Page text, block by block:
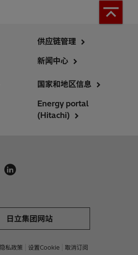
供应链管理
新闻中心
国家和地区信息
Energy portal
(Hitachi)
日立集团网站
隐私政策 设置Cookie 取消订阅